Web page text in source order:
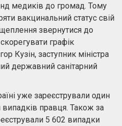
медиків до громад. Тому
вакцинальний статус свій
щеплення звернутися до
графік
Кузін, заступник міністра
державний санітарний
уже зареєстрували один
випадків правця. Також за
5 602 випадки